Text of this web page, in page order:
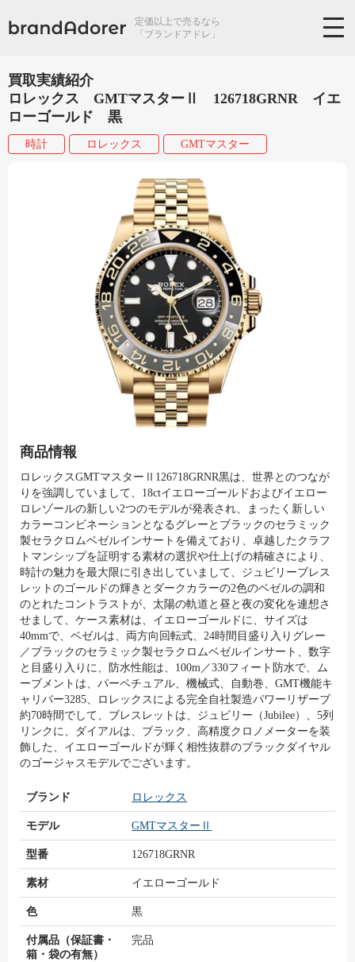
定価以上で売るなら
「ブランドアドレ」
買取実績紹介
ロレックス GMTマスターⅡ 126718GRNR イエ
ローゴールド 黒
時計 ロレックス GMTマスター
商品情報
ロレックスGMTマスターⅡ126718GRNR黒は、世界とのつなが
りを強調していまして、18ctイエローゴールドおよびイエロー
ロレゾールの新しい2つのモデルが発表され、まったく新しい
カラーコンビネーションとなるグレーとブラックのセラミック
製セラクロムベゼルインサートを備えており、卓越したクラフ
トマンシップを証明する素材の選択や仕上げの精確さにより、
時計の魅力を最大限に引き出していまして、ジュビリーブレス
レットのゴールドの輝きとダークカラーの2色のベゼルの調和
のとれたコントラストが、太陽の軌道と昼と夜の変化を連想さ
せまして、ケース素材は、イエローゴールドに、サイズは
40mmで、ベゼルは、両方向回転式、24時間目盛り入りグレー
／ブラックのセラミック製セラクロムベゼルインサート、数字
と目盛り入りに、防水性能は、100m／330フィート防水で、ム
ーブメントは、パーペチュアル、機械式、自動巻、GMT機能キ
ャリバー3285、ロレックスによる完全自社製造パワーリザーブ
約70時間でして、ブレスレットは、ジュビリー（Jubilee）、5列
リンクに、ダイアルは、ブラック、高精度クロノメーターを装
飾した、イエローゴールドが輝く相性抜群のブラックダイヤル
のゴージャスモデルでございます。
ブランド ロレックス
モデル GMTマスターⅡ
型番 126718GRNR
素材 イエローゴールド
色 黒
付属品（保証書・
箱・袋の有無）
完品